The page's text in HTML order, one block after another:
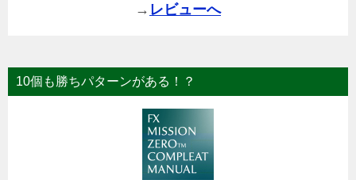
→ レビューへ
10個も勝ちパターンがある！？